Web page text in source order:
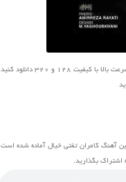
و 320 دانلود کنید
آهنگ کامران تفتی خیال آماده شده است
اشتراک بگذارید.